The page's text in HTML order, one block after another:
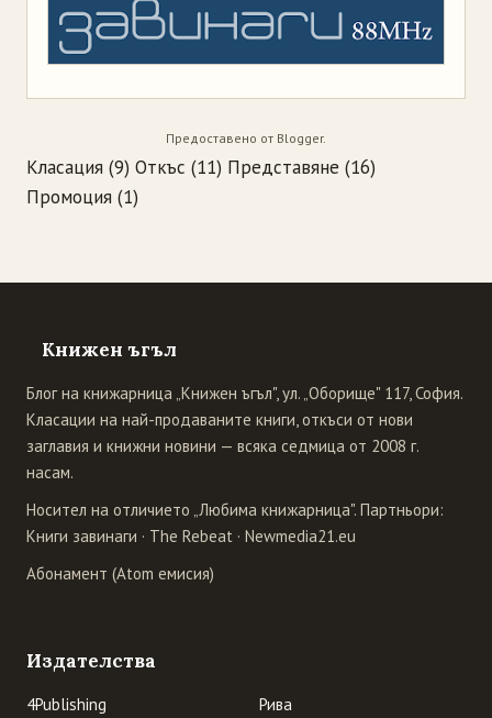
Предоставено от Blogger.
Класация (9) Откъс (11) Представяне (16)
Промоция (1)
Книжен ъгъл
Блог на книжарница „Книжен ъгъл", ул. „Оборище" 117, София.
Класации на най-продаваните книги, откъси от нови
заглавия и книжни новини — всяка седмица от 2008 г.
насам.
Носител на отличието „Любима книжарница". Партньори:
Книги завинаги · The Rebeat · Newmedia21.eu
Абонамент (Atom емисия)
Издателства
4Publishing
Рива